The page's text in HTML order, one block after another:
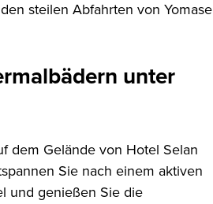
steilen Abfahrten von Yomase
unter
dem Gelände von Hotel Selan
Sie nach einem aktiven
und genießen Sie die